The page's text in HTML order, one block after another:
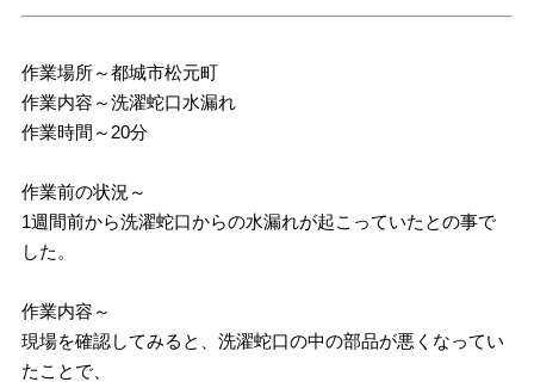
作業場所～都城市松元町
作業内容～洗濯蛇口水漏れ
作業時間～20分
作業前の状況～
1週間前から洗濯蛇口からの水漏れが起こっていたとの事で
した。
作業内容～
現場を確認してみると、洗濯蛇口の中の部品が悪くなってい
たことで、